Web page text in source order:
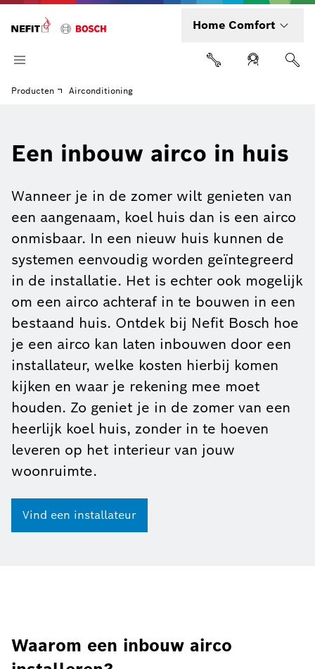
Home Comfort
Producten Airconditioning
Een inbouw airco in huis
Wanneer je in de zomer wilt genieten van
een aangenaam, koel huis dan is een airco
onmisbaar. In een nieuw huis kunnen de
systemen eenvoudig worden geïntegreerd
in de installatie. Het is echter ook mogelijk
om een airco achteraf in te bouwen in een
bestaand huis. Ontdek bij Nefit Bosch hoe
je een airco kan laten inbouwen door een
installateur, welke kosten hierbij komen
kijken en waar je rekening mee moet
houden. Zo geniet je in de zomer van een
heerlijk koel huis, zonder in te hoeven
leveren op het interieur van jouw
woonruimte.
Vind een installateur
Waarom een inbouw airco